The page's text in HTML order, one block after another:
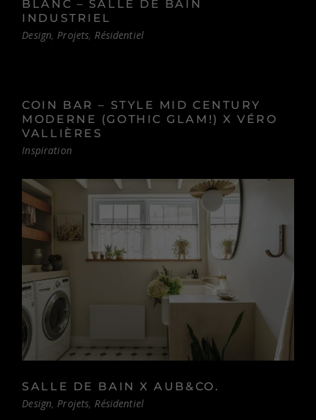
BLANC – SALLE DE BAIN
INDUSTRIEL
Design Projets Résidentiel
COIN BAR – STYLE MID CENTURY
MODERNE (GOTHIC GLAM!) X VÉRO
VALLIÈRES
Inspiration
SALLE DE BAIN X AUB&CO.
Design Projets Résidentiel